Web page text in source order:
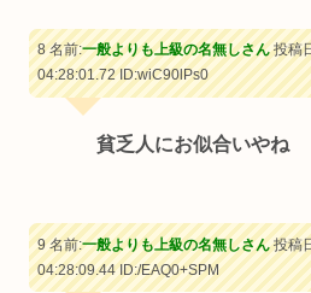
8 名前:一般よりも上級の名無しさん投稿
04:28:01.72ID:wiC90lPs0
貧乏人にお似合いやね
9 名前:一般よりも上級の名無しさん投稿
04:28:09.44ID:/EAQ0+SPM